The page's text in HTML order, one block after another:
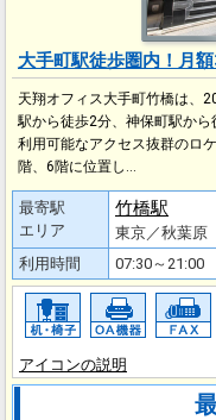
大手町駅徒歩圏内！月
天翔オフィス大手町竹橋は、
駅から徒歩2分、神保町駅か
利用可能なアクセス抜群のロ
階、6階に位置し…
最寄駅
エリア
竹橋駅
東京／秋葉原
利用時間
07:30～21:00
アイコンの説明